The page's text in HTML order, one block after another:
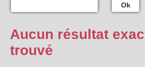
Ok
Aucun résultat
trouvé